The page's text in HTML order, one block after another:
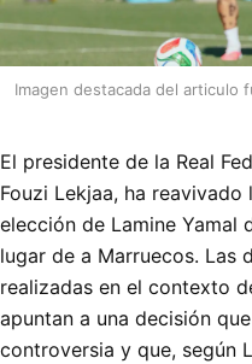
Imagen destacada del articulo
El presidente de la Real
Fouzi Lekjaa, ha
elección de Lamine Yamal
lugar de a Marruecos. Las
realizadas en el contexto
apuntan a una decisión
controversia y que, según